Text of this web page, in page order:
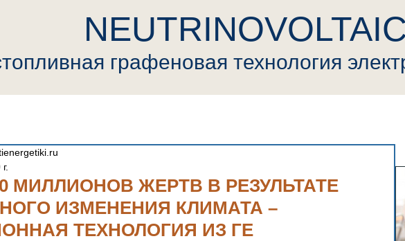
NEUTRINOVOLTAIC
графеновая технология
МИЛЛИОНОВ ЖЕРТВ В РЕЗУЛЬТАТЕ
ИЗМЕНЕНИЯ КЛИМАТА –
ТЕХНОЛОГИЯ ИЗ ГЕ